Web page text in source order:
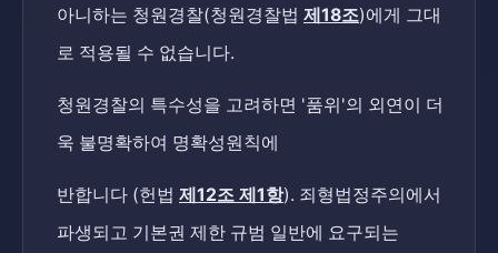
아니하는 청원경찰(청원경찰법 제18조)에게 그대
로 적용될 수 없습니다.
청원경찰의 특수성을 고려하면 '품위'의 외연이 더
욱 불명확하여 명확성원칙에
반합니다 (헌법 제12조 제1항). 죄형법정주의에서
파생되고 기본권 제한 규범 일반에 요구되는